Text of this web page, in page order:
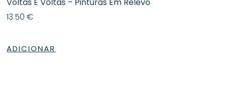
13.50€
ADICIONAR